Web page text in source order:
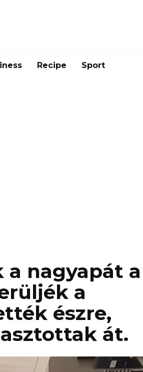
Recipe Sport
nagyapát a
a
észre,
át.